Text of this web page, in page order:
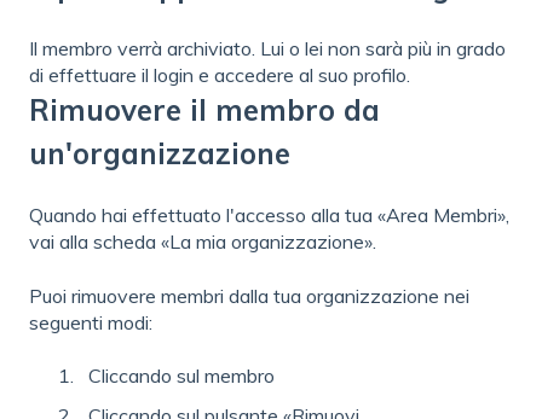
Il membro verrà archiviato. Lui o lei non sarà più in grado
di effettuare il login e accedere al suo profilo.
Rimuovere il membro da
un'organizzazione
Quando hai effettuato l'accesso alla tua «Area Membri»,
vai alla scheda «La mia organizzazione».
Puoi rimuovere membri dalla tua organizzazione nei
seguenti modi:
Cliccando sul membro